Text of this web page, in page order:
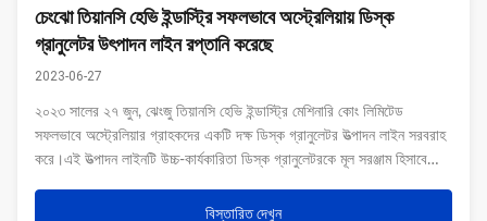
চেংঝো তিয়ানসি হেভি ইন্ডাস্ট্রি সফলভাবে অস্ট্রেলিয়ায় ডিস্ক
গ্রানুলেটর উৎপাদন লাইন রপ্তানি করেছে
2023-06-27
২০২৩ সালের ২৭ জুন, ঝেংজু তিয়ানসি হেভি ইন্ডাস্ট্রি মেশিনারি কোং লিমিটেড
সফলভাবে অস্ট্রেলিয়ার গ্রাহকদের একটি দক্ষ ডিস্ক গ্রানুলেটর উত্পাদন লাইন সরবরাহ
করে।এই উত্পাদন লাইনটি উচ্চ-কার্যকারিতা ডিস্ক গ্রানুলেটরকে মূল সরঞ্জাম হিসাবে
বিস্তারিত দেখুন